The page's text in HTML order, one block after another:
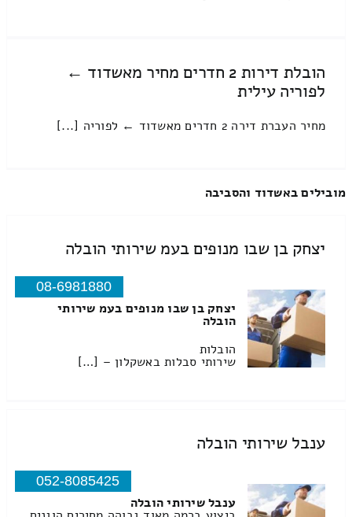
הובלת דירות 2 חדרים מחיר מאשדוד ←
לפוריה עילית
מחיר העברת דירה 2 חדרים מאשדוד ← לפוריה [...]
מובילים באשדוד והסביבה
יצחק בן שבו מנופים בעמ שירותי הובלה
08-6981880
יצחק בן שבו מנופים בעמ שירותי
הובלה
הובלות
שירותי סבלות באשקלון – […]
ענבל שירותי הובלה
052-8085425
ענבל שירותי הובלה